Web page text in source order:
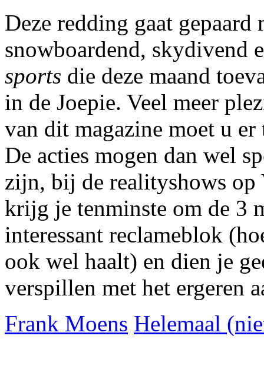
Deze redding gaat gepaard
snowboardend, skydivend
sports die deze maand
in de Joepie. Veel meer
van dit magazine moet u
De acties mogen dan wel
zijn, bij de realityshows
krijg je tenminste om de 3
interessant reclameblok
ook wel haalt) en dien je
verspillen met het ergeren
Frank Moens Helemaal